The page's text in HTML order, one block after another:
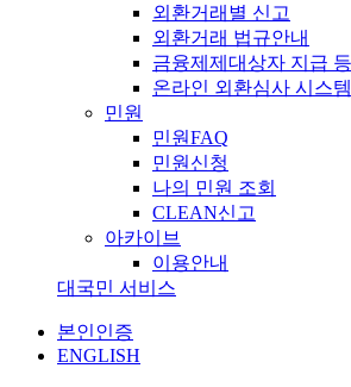
외환거래별 신고
외환거래 법규안내
금융제제대상자 지급
온라인 외환심사 시스템
민원
민원FAQ
민원신청
나의 민원 조회
CLEAN신고
아카이브
이용안내
대국민 서비스
본인인증
ENGLISH